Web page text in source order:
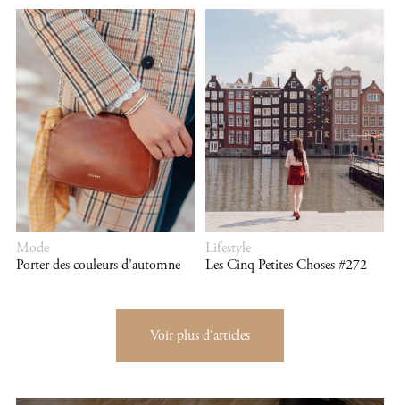
Mode
Porter des couleurs d’automne
Lifestyle
Les Cinq Petites Choses #272
Voir plus d'articles